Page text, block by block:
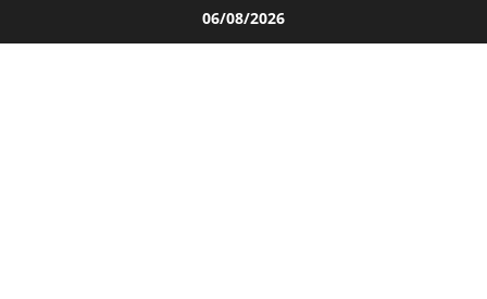
al
06/08/2026